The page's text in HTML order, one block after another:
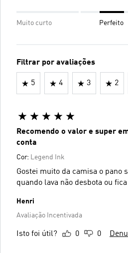
Muito curto Perfeito
Filtrar por avaliações
5 4 3 2
Recomendo o valor e super
conta
Cor: Legend Ink
Gostei muito da camisa o pano
quando lava não desbota ou
Henri
Avaliação Incentivada
Isto foi útil? 0 0